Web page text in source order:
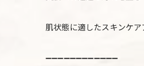
肌状態に適したスキンケ
➖➖➖➖➖➖➖➖➖➖➖➖